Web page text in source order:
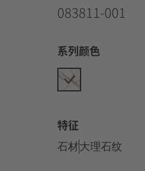
083811-001
系列颜色
特征
石材大理石纹